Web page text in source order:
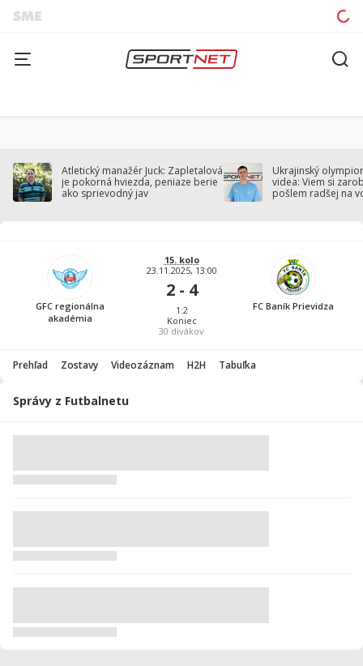
Atletický manažér Juck: Zapletalová
je pokorná hviezda, peniaze berie
ako sprievodný jav
Ukrajinský
videa: Viem si
pošlem radšej na
GFC regionálna
akadémia
15. kolo
23.11.2025, 13:00
2 - 4
1:2
Koniec
30 divákov
FC Baník Prievidza
Prehľad Zostavy Videozáznam H2H Tabuľka
Správy z Futbalnetu